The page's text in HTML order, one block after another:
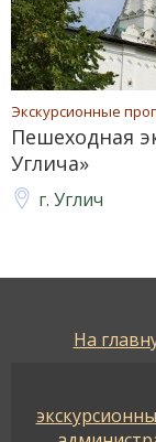
Экскурсионные
Пешеходная
Углича»
г. Углич
На